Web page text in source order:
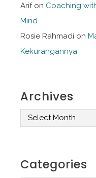
Arifon Coaching
Mind
Rosie Rahmadi on
Kekurangannya
Archives
Categories